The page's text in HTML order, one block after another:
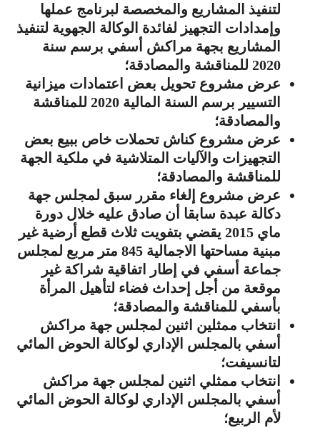
لتنفيذ المشاريع والمخصصة لبرنامج عملها
وإمدادات التجهيز لفائدة الوكالة الجهوية لتنفيذ
المشاريع بجهة مراكش أسفي برسم سنة
2020 للمناقشة والمصادقة؛
عرض مشروع تحويل بعض اعتمادات ميزانية
التسيير برسم السنة المالية 2020 للمناقشة
والمصادقة؛
عرض مشروع كناش تحملات خاص ببيع بعض
التجهيزات والآليات المتلاشية في ملكية الجهة
للمناقشة والمصادقة؛
عرض مشروع إلغاء مقرر سبق لمجلس جهة
دكالة عبدة سابقا أن صادق عليه خلال دورة
ماي 2015 يقضي بتفويت ثلاث قطع أرضية غير
مبنية مساحتها الاجمالية 845 متر مربع لمجلس
جماعة أسفي في إطار اتفاقية شراكة غير
موقعة من أجل إحداث فضاء لتأهيل المرأة
بأسفي للمناقشة والمصادقة؛
انتخاب ممثلين اثنين لمجلس جهة مراكش
أسفي بالمجلس الإداري لوكالة الحوض المائي
لتانسيفت؛
انتخاب ممثلي اثنين لمجلس جهة مراكش
أسفي بالمجلس الإداري لوكالة الحوض المائي
لأم الربيع؛